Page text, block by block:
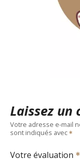
Laissez un
Votre adresse e-mail
sont indiqués avec
Votre évaluation